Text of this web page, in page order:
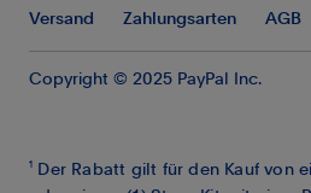
Versand Zahlungsarten AGB
Copyright © 2025 PayPal Inc.
1
Der Rabatt gilt für den Kauf von